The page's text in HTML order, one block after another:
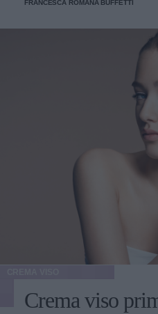
FRANCESCA ROMANA BUFFETTI
Crema viso